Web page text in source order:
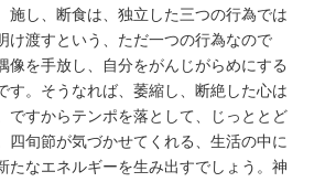
施し、断食は、独立した三つの行為では
け渡すという、ただ一つの行為なので
像を手放し、自分をがんじがらめにする
す。そうなれば、萎縮し、断絶した心は
ですからテンポを落として、じっととど
四旬節が気づかせてくれる、生活の中に
たなエネルギーを生み出すでしょう。神